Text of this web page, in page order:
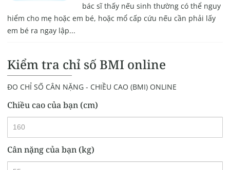
bác sĩ thấy nếu sinh thường có thể nguy
hiểm cho mẹ hoặc em bé, hoặc mổ cấp cứu nếu cần phải lấy
em bé ra ngay lập...
Kiểm tra chỉ số BMI online
ĐO CHỈ SỐ CÂN NẶNG - CHIỀU CAO (BMI) ONLINE
Chiều cao của bạn (cm)
Cân nặng của bạn (kg)